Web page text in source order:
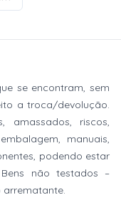
se encontram, sem
a troca/devolução.
amassados, riscos,
manuais,
podendo estar
não testados –